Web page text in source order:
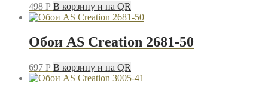
498 P В корзину и на QR
Обои AS Creation 2681-50
697 P В корзину и на QR